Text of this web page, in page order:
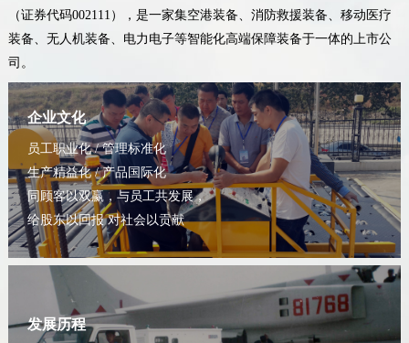
（证券代码002111），是一家集空港装备、消防救援装备、移动医疗
装备、无人机装备、电力电子等智能化高端保障装备于一体的上市公
司。
企业文化
员工职业化 / 管理标准化
生产精益化 / 产品国际化
同顾客以双赢，与员工共发展，
给股东以回报 对社会以贡献
发展历程